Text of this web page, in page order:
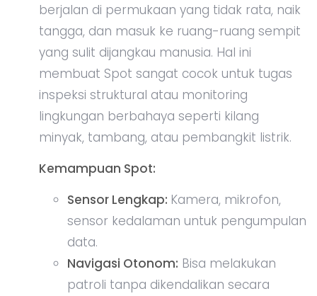
berjalan di permukaan yang tidak rata, naik
tangga, dan masuk ke ruang-ruang sempit
yang sulit dijangkau manusia. Hal ini
membuat Spot sangat cocok untuk tugas
inspeksi struktural atau monitoring
lingkungan berbahaya seperti kilang
minyak, tambang, atau pembangkit listrik.
Kemampuan Spot:
Sensor Lengkap: Kamera, mikrofon,
sensor kedalaman untuk pengumpulan
data.
Navigasi Otonom: Bisa melakukan
patroli tanpa dikendalikan secara